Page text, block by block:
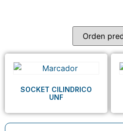
SOCKET CILINDRICO
UNF